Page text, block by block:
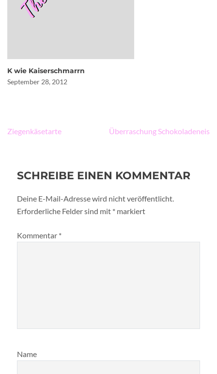
K wie Kaiserschmarrn
September 28, 2012
Beitragsnavigation
Ziegenkäsetarte Überraschung Schokoladeneis
SCHREIBE EINEN KOMMENTAR
Deine E-Mail-Adresse wird nicht veröffentlicht.
Erforderliche Felder sind mit * markiert
Kommentar *
Name